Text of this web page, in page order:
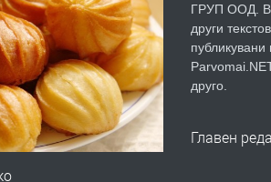
ГРУП ООД.
други
публикувани
друго.
Главен